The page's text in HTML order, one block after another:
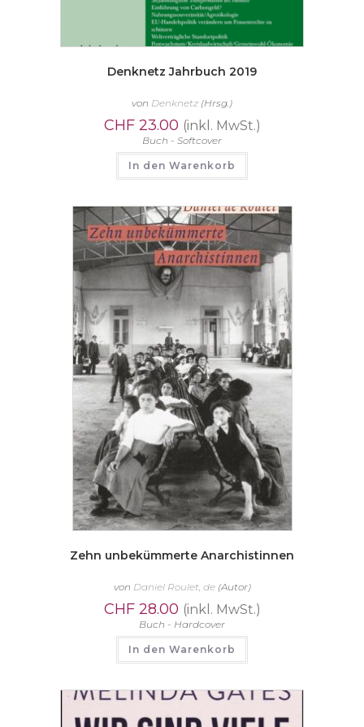
Denknetz Jahrbuch 2019
von Denknetz (Hrsg.)
CHF23.00 (inkl. MwSt.)
Buch - Softcover
In den Warenkorb
Zehn unbekümmerte Anarchistinnen
von Daniel Roulet, de(Autor)
CHF28.00 (inkl. MwSt.)
Buch - Hardcover
In den Warenkorb